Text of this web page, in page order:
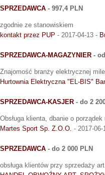
SPRZEDAWCA - 997,4 PLN
zgodnie ze stanowiskiem
kontakt przez PUP - 2017-04-13 -
SPRZEDAWCA-MAGAZYNIER -
Znajomość branży elektrycznej
Hurtownia Elektryczna "EL-BIS"
SPRZEDAWCA-KASJER - do 2
Obsługa klienta, dbanie o
Martes Sport Sp. Z.O.O. - 2017-06-
SPRZEDAWCA - do 2 000 PLN
obsługa klientów przy sprzedaży